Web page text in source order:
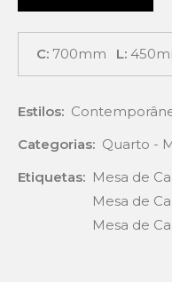
C: 700mm L:
Estilos:
Categorias: Quarto -
Etiquetas: Mesa de
Mesa de
Mesa de